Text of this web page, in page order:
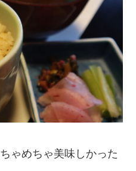
ゃめちゃ美味しかった